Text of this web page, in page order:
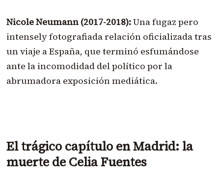
Nicole Neumann (2017-2018):Una fugaz pero
intensely fotografiada relación oficializada tras
un viaje a España, que terminó esfumándose
ante la incomodidad del político por la
abrumadora exposición mediática.
El trágico capítulo en Madrid: la
muerte de Celia Fuentes